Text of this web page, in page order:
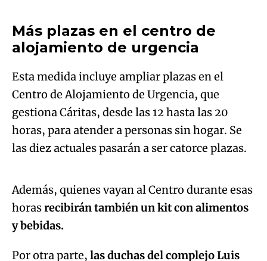
Centro de Alojamiento de Urgencia, que
gestiona Cáritas, desde las 12 hasta las 20
horas, para atender a personas sin hogar. Se
las diez actuales pasarán a ser catorce plazas.
Algo salió mal.
An error occurred, please try again later.
Try again
Además, quienes vayan al Centro durante esas
horasrecibirán también un kit con alimentos
Por otra parte,las duchas del complejo Luis
Ocaña estarán disponibles para las personas
derivadas por Cáritas
11 a 13 horas.